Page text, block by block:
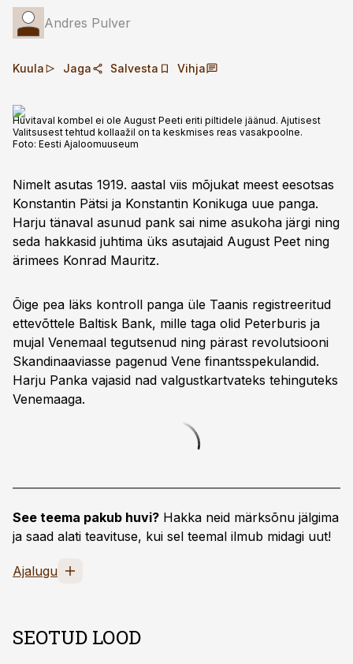
Andres Pulver
Kuula Jaga Salvesta Vihja
Huvitaval kombel ei ole August Peeti eriti piltidele jäänud. Ajutisest
Valitsusest tehtud kollaažil on ta keskmises reas vasakpoolne.
Foto: Eesti Ajaloomuuseum
Nimelt asutas 1919. aastal viis mõjukat meest eesotsas
Konstantin Pätsi ja Konstantin Konikuga uue panga.
Harju tänaval asunud pank sai nime asukoha järgi ning
seda hakkasid juhtima üks asutajaid August Peet ning
ärimees Konrad Mauritz.
Õige pea läks kontroll panga üle Taanis registreeritud
ettevõttele Baltisk Bank, mille taga olid Peterburis ja
mujal Venemaal tegutsenud ning pärast revolutsiooni
Skandinaaviasse pagenud Vene finantsspekulandid.
Harju Panka vajasid nad valgustkartvateks tehinguteks
Venemaaga.
See teema pakub huvi? Hakka neid märksõnu jälgima
ja saad alati teavituse, kui sel teemal ilmub midagi uut!
Ajalugu
SEOTUD LOOD